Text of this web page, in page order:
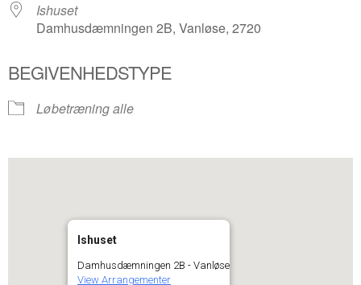
Ishuset
Damhusdæmningen 2B, Vanløse, 2720
BEGIVENHEDSTYPE
Løbetræning alle
Ishuset
Damhusdæmningen 2B - Vanløse
View Arrangementer